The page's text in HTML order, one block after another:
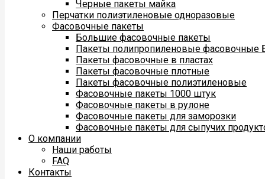
Черные пакеты майка
Перчатки полиэтиленовые одноразовые
Фасовочные пакеты
Большие фасовочные пакеты
Пакеты полипропиленовые
Пакеты фасовочные в пластах
Пакеты фасовочные плотные
Пакеты фасовочные полиэтиленовые
Фасовочные пакеты 1000 штук
Фасовочные пакеты в рулоне
Фасовочные пакеты для заморозки
Фасовочные пакеты для сыпучих
О компании
Наши работы
FAQ
Контакты